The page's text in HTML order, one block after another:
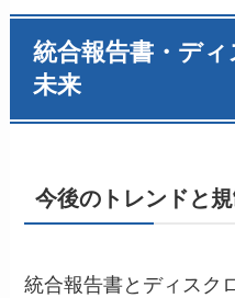
統合報告書・デ
未来
今後のトレンドと
統合報告書とディスク